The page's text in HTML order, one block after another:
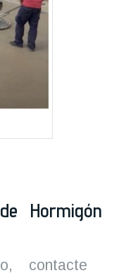
Hormigón
contacte